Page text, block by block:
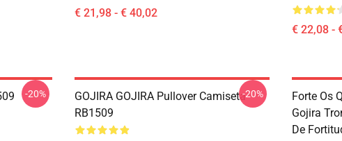
€ 21,98 - € 40,02
€ 22,08 -
-20%
GOJIRA GOJIRA Pullover Camiseta
RB1509
-20%
Forte Os
Gojira
De